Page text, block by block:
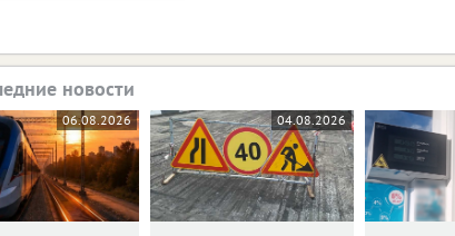
новости
06.08.2026 04.08.2026